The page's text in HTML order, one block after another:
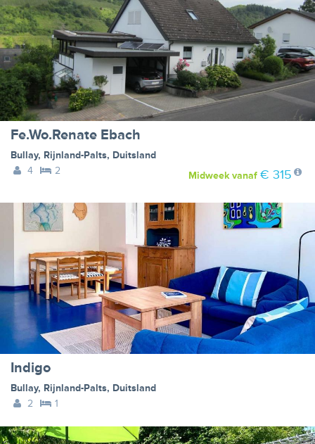
Fe.Wo.Renate Ebach
Bullay, Rijnland-Palts, Duitsland
4
2 Midweekvanaf € 315
Indigo
Bullay, Rijnland-Palts, Duitsland
2
1